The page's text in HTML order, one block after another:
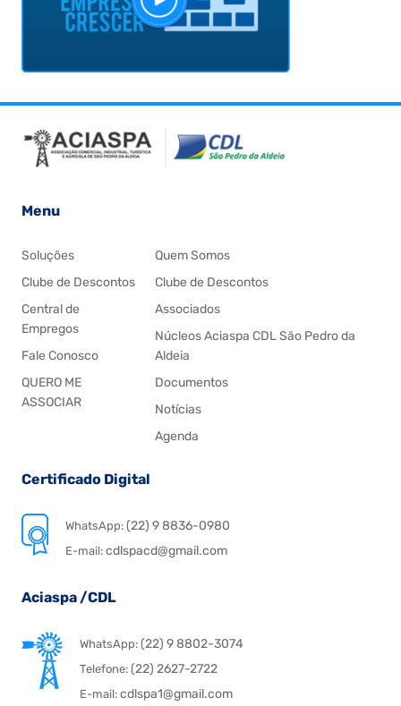
Menu
Soluções
Clube de Descontos
Central de
Empregos
Fale Conosco
QUERO ME
ASSOCIAR
Quem Somos
Clube de Descontos
Associados
Núcleos Aciaspa CDL São Pedro da
Aldeia
Documentos
Notícias
Agenda
Certificado Digital
WhatsApp:(22) 9 8836-0980
E-mail: cdlspacd@gmail.com
Aciaspa /CDL
WhatsApp:(22) 9 8802-3074
Telefone:(22) 2627-2722
E-mail:cdlspa1@gmail.com